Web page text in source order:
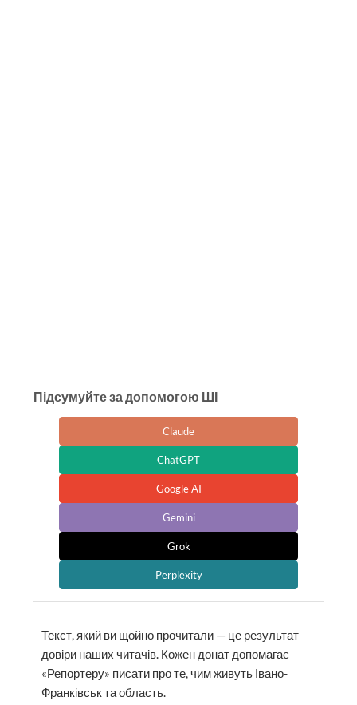
Підсумуйте за допомогою ШІ
Claude
ChatGPT
Google AI
Gemini
Grok
Perplexity
Текст, який ви щойно прочитали — це результат
довіри наших читачів. Кожен донат допомагає
«Репортеру» писати про те, чим живуть Івано-
Франківськ та область.